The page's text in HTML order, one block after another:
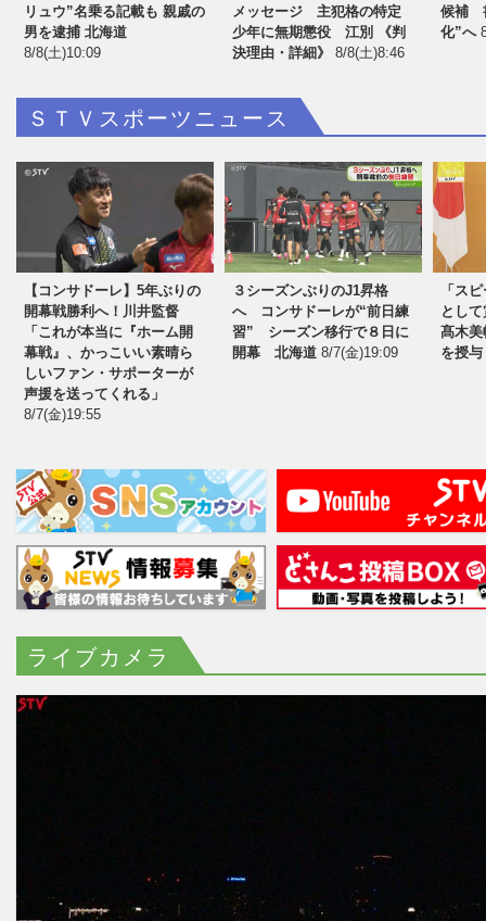
今年で5周年！北海道を
夢に向かって励む子どもたちを応援！フ
リュウ”名乗る記載も 親戚の
男を逮捕 北海道
8/8(土)10:09
メッセージ 主犯格の特定
少年に無期懲役 江別 《判
決理由・詳細》
8/8(土)8:46
候補
化”へ
ＳＴＶスポーツニュース
【コンサドーレ】5年ぶりの
開幕戦勝利へ！川井監督
「これが本当に『ホーム開
幕戦』、かっこいい素晴ら
しいファン・サポーターが
声援を送ってくれる」
8/7(金)19:55
３シーズンぶりのJ1昇格
へ コンサドーレが“前日練
習” シーズン移行で８日に
開幕 北海道 8/7(金)19:09
「ス
とし
髙木美
を授与
ライブカメラ